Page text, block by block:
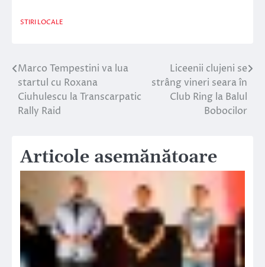
STIRI LOCALE
Navigare
în
articole
Marco Tempestini va lua
startul cu Roxana
Ciuhulescu la Transcarpatic
Rally Raid
Liceenii clujeni se
strâng vineri seara în
Club Ring la Balul
Bobocilor
Articole asemănătoare